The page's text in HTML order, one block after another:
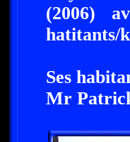
(2006)
hatitants/
Ses
Mr